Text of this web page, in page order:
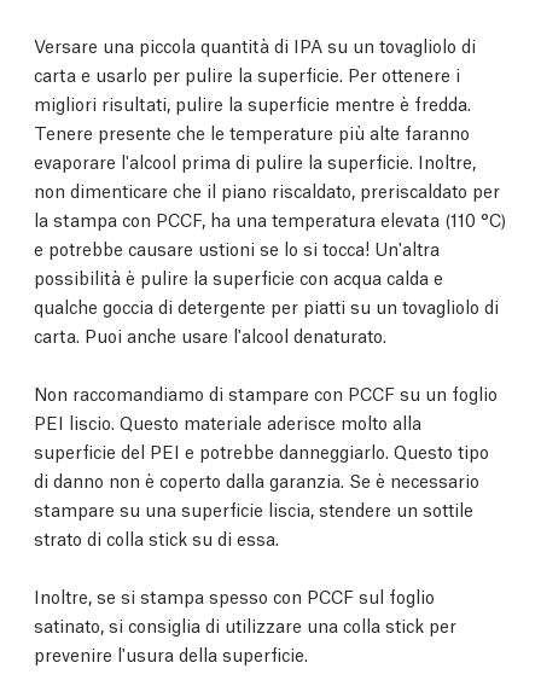
Versare una piccola quantità di IPA su un tovagliolo di
carta e usarlo per pulire la superficie. Per ottenere i
migliori risultati, pulire la superficie mentre è fredda.
Tenere presente che le temperature più alte faranno
evaporare l'alcool prima di pulire la superficie. Inoltre,
non dimenticare che il piano riscaldato, preriscaldato per
la stampa con PCCF, ha una temperatura elevata (110 °C)
e potrebbe causare ustioni se lo si tocca! Un'altra
possibilità è pulire la superficie con acqua calda e
qualche goccia di detergente per piatti su un tovagliolo di
carta. Puoi anche usare l'alcool denaturato.
Non raccomandiamo di stampare con PCCF su un foglio
PEI liscio. Questo materiale aderisce molto alla
superficie del PEI e potrebbe danneggiarlo. Questo tipo
di danno non è coperto dalla garanzia. Se è necessario
stampare su una superficie liscia, stendere un sottile
strato di colla stick su di essa.
Inoltre, se si stampa spesso con PCCF sul foglio
satinato, si consiglia di utilizzare una colla stick per
prevenire l'usura della superficie.